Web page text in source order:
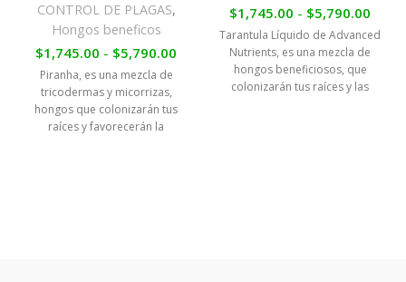
CONTROL DE PLAGAS,
Hongos beneficos
$1,745.00 - $5,790.00
Piranha, es una mezcla de
tricodermas y micorrizas,
hongos que colonizarán tus
raíces y favorecerán la
$1,745.00 - $5,790.00
Tarantula Líquido de Advanced
Nutrients, es una mezcla de
hongos beneficiosos, que
colonizarán tus raíces y las